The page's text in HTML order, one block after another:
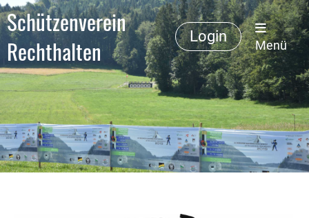
Schützenverein
Rechthalten
Login
Menü